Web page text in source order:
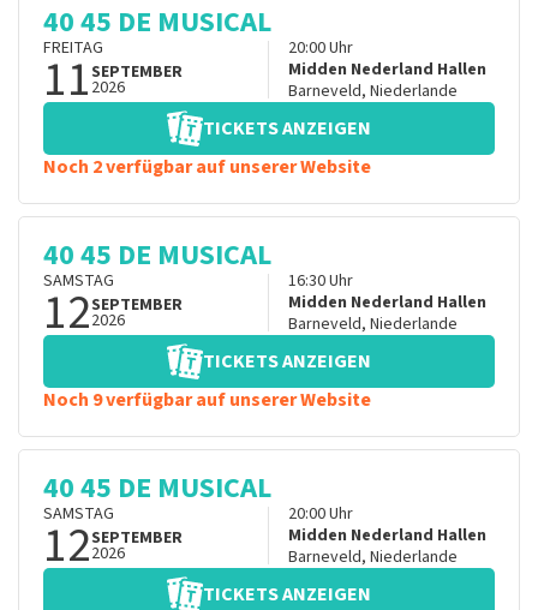
40 45 DE MUSICAL
FREITAG
11SEPTEMBER
2026
20:00Uhr
Midden Nederland Hallen
Barneveld, Niederlande
TICKETS ANZEIGEN
Noch 2 verfügbar auf unserer Website
40 45 DE MUSICAL
SAMSTAG
12SEPTEMBER
2026
16:30Uhr
Midden Nederland Hallen
Barneveld, Niederlande
TICKETS ANZEIGEN
Noch 9 verfügbar auf unserer Website
40 45 DE MUSICAL
SAMSTAG
12SEPTEMBER
2026
20:00Uhr
Midden Nederland Hallen
Barneveld, Niederlande
TICKETS ANZEIGEN